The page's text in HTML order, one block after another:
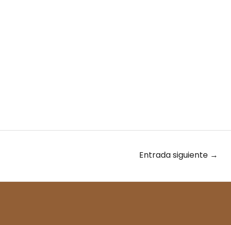
Entrada siguiente →